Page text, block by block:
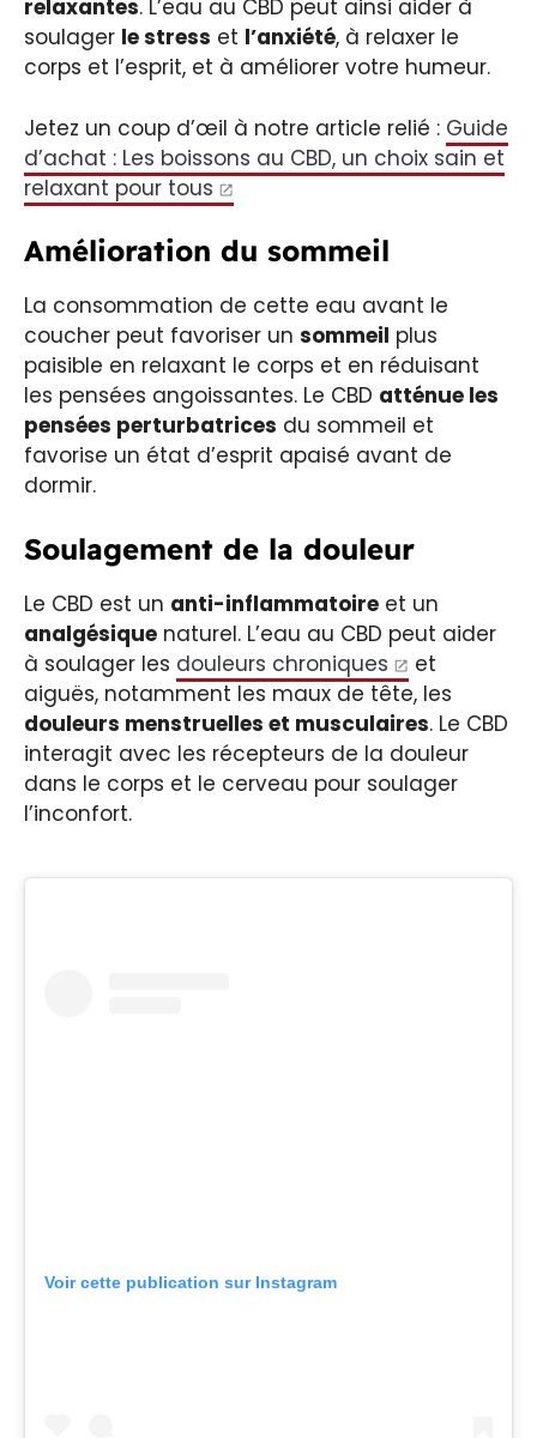
relaxantes. L’eau au CBD peut ainsi aider à
soulager le stress et l’anxiété, à relaxer le
corps et l’esprit, et à améliorer votre humeur.
Jetez un coup d’œil à notre article relié : Guide
d’achat : Les boissons au CBD, un choix sain et
relaxant pour tous
Amélioration du sommeil
La consommation de cette eau avant le
coucher peut favoriser un sommeil plus
paisible en relaxant le corps et en réduisant
les pensées angoissantes. Le CBD atténue les
pensées perturbatrices du sommeil et
favorise un état d’esprit apaisé avant de
dormir.
Soulagement de la douleur
Le CBD est un anti-inflammatoire et un
analgésique naturel. L’eau au CBD peut aider
à soulager les douleurs chroniques
et
aiguës, notamment les maux de tête, les
douleurs menstruelles et musculaires. Le CBD
interagit avec les récepteurs de la douleur
dans le corps et le cerveau pour soulager
l’inconfort.
Voir cette publication sur Instagram